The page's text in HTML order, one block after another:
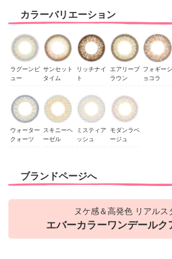
カラーバリエーション
ラグーンビ
ュー
サンセット
タイム
リッチナイ
ト
エアリーブ
ラウン
フォギーシ
ョコラ
ウォーター
クォーツ
スキニーヘ
ーゼル
ミスティア
ッシュ
モダンラベ
ージュ
ブランドページへ
ヌケ感＆高発色 リアルス
エバーカラーワンデール